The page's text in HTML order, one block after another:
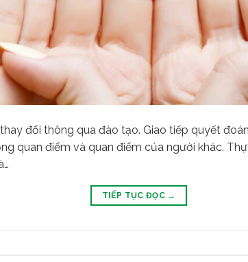
đổi thông qua đào tạo. Giao tiếp quyết
quan điểm và quan điểm của người khác.
TIẾP TỤC ĐỌC →